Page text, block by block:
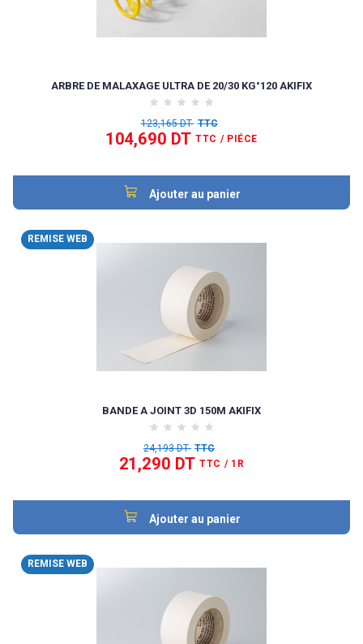
ARBRE DE MALAXAGE ULTRA DE 20/30 KG°120 AKIFIX
123,165 DT TTC
104,690 DT TTC / PIÉCE
Ajouter au panier
REMISE WEB
BANDE A JOINT 3D 150M AKIFIX
24,193 DT TTC
21,290 DT TTC / 1R
Ajouter au panier
REMISE WEB